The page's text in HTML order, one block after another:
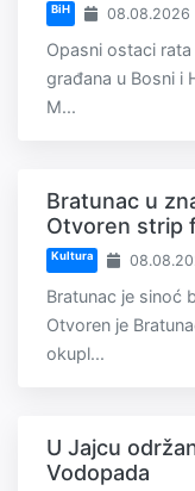
BiH 08.08.2026
Opasni ostaci
građana u Bosni i
M...
Bratunac u
Otvoren strip
Kultura
Bratunac je sinoć
Otvoren je
okupl...
U Jajcu
Vodopada